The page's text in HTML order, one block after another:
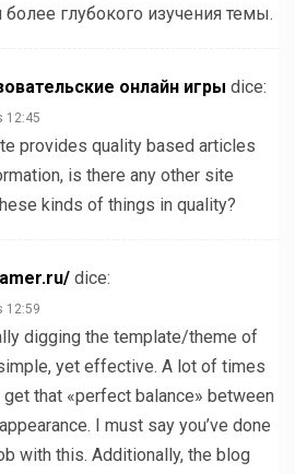
глубокого изучения темы.
онлайн игры dice:
12:45
provides quality based articles
is there any other site
kinds of things in quality?
dice:
12:59
digging the template/theme of
yet effective. A lot of times
get that «perfect balance» between
I must say you’ve done
with this. Additionally, the blog